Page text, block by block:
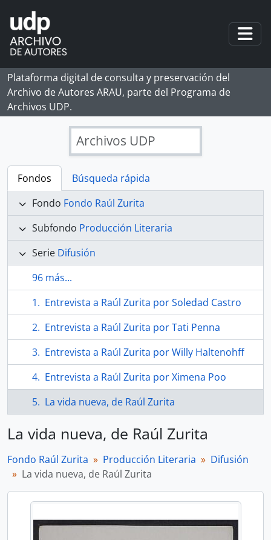
Skip to main content
Plataforma digital de consulta y preservación del
Archivo de Autores ARAU, parte del Programa de
Archivos UDP.
Archivos UDP
Fondos
Búsqueda rápida
Fondo Fondo Raúl Zurita
Subfondo Producción Literaria
Serie Difusión
96 más...
Entrevista a Raúl Zurita por Soledad Castro
Entrevista a Raúl Zurita por Tati Penna
Entrevista a Raúl Zurita por Willy Haltenohff
Entrevista a Raúl Zurita por Ximena Poo
La vida nueva, de Raúl Zurita
La vida nueva, de Raúl Zurita
Fondo Raúl Zurita Producción Literaria
Difusión
La vida nueva, de Raúl Zurita